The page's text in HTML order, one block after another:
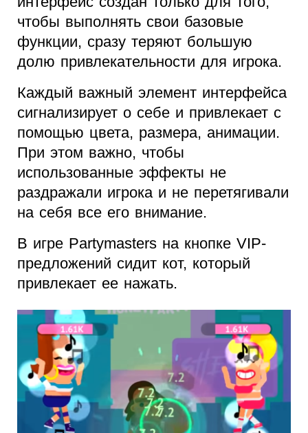
чтобы выполнять свои базовые
функции, сразу теряют большую
долю привлекательности для игрока.
Каждый важный элемент интерфейса
сигнализирует о себе и привлекает с
помощью цвета, размера, анимации.
При этом важно, чтобы
использованные эффекты не
раздражали игрока и не перетягивали
на себя все его внимание.
В игре Partymasters на кнопке VIP-
предложений сидит кот, который
привлекает ее нажать.